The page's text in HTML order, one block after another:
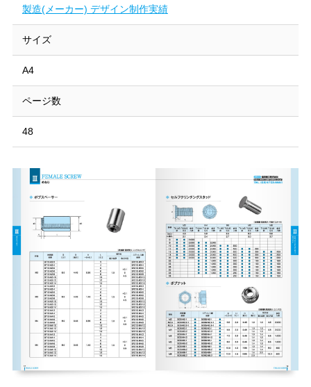
製造(メーカー) デザイン制作実績
サイズ
A4
ページ数
48